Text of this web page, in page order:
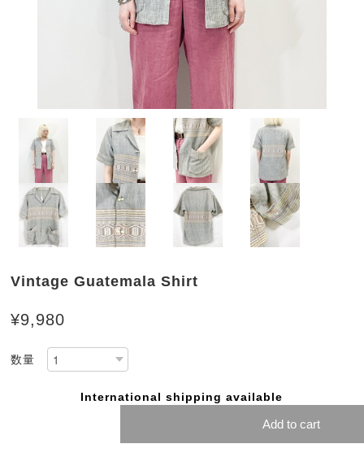
Vintage Guatemala Shirt
¥9,980
数量
International shipping available
Add to cart